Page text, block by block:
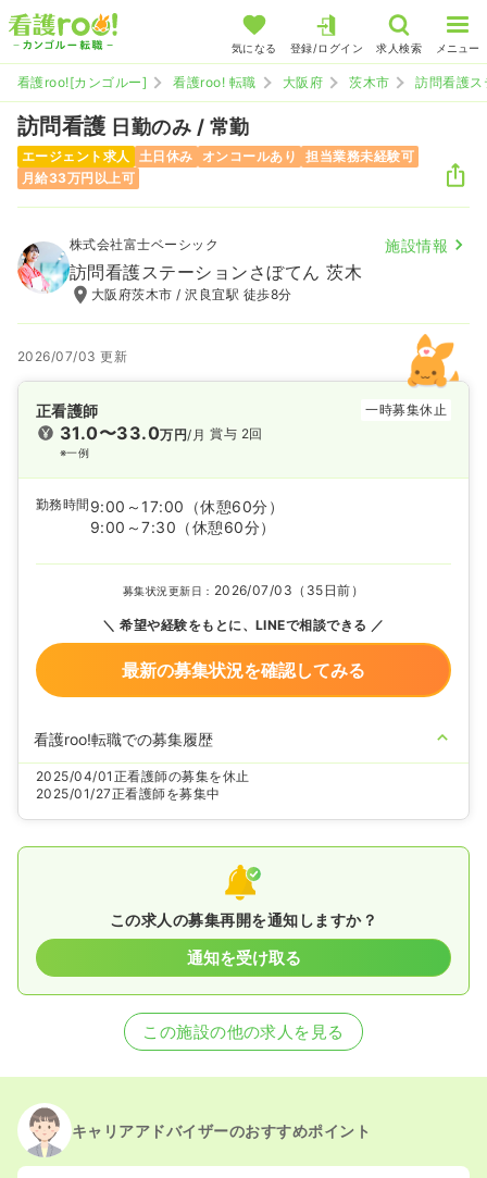
気になる 登録/ログイン 求人検索 メニュー
看護roo![カンゴルー] 看護roo! 転職 大阪府 茨木市 訪問看護
訪問看護 日勤のみ / 常勤
エージェント求人 土日休み オンコールあり
担当業務未経験可
月給33万円以上可
株式会社富士ベーシック 施設情報
訪問看護ステーションさぼてん 茨木
大阪府茨木市 / 沢良宜駅 徒歩8分
2026/07/03 更新
正看護師 一時募集休止
31.0〜33.0万円/月
※一例
賞与 2回
勤務時間 9:00～17:00
（休憩60分）
9:00～7:30 （休憩60分）
募集状況更新日： 2026/07/03（35日前）
希望や経験をもとに、LINEで相談できる
最新の募集状況を確認してみる
看護roo!転職での募集履歴
2025/04/01 正看護師の募集を休止
2025/01/27正看護師を募集中
この求人の募集再開を通知しますか？
通知を受け取る
この施設の他の求人を見る
キャリアアドバイザーのおすすめポイント